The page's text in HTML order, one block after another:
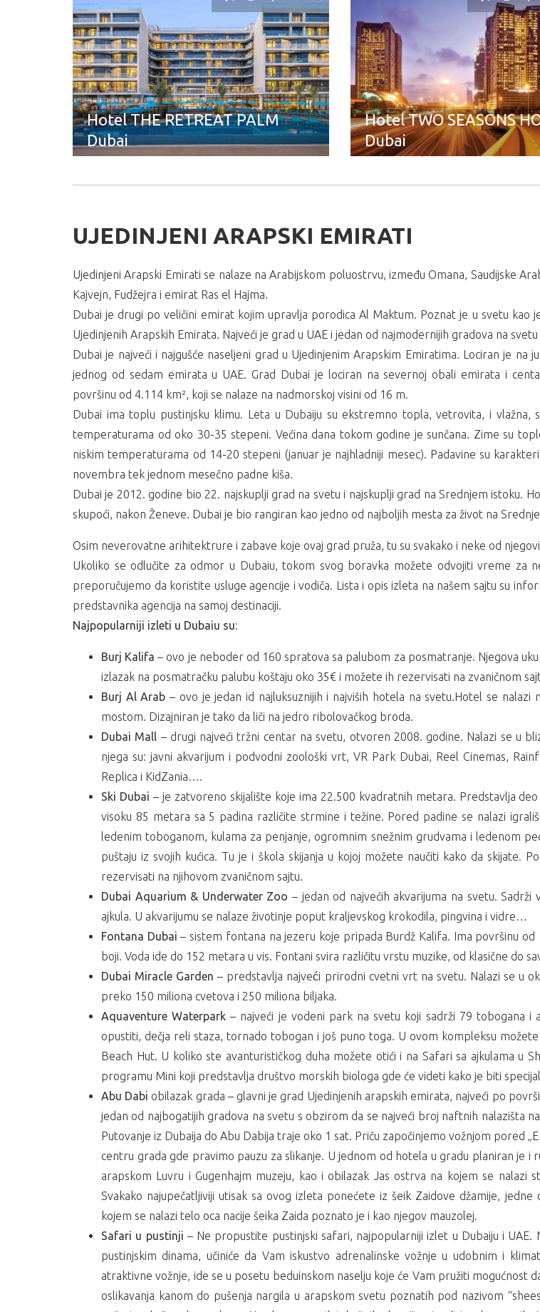
Hotel THE RETREAT PALM
Dubai
Hotel TWO SEASONS
Dubai
UJEDINJENI ARAPSKI EMIRATI
Ujedinjeni Arapski Emirati se nalaze na Arabijskom poluostrvu, između Omana, Saudijske
Kajvejn, Fudžejra i emirat Ras el Hajma.
Dubai je drugi po veličini emirat kojim upravlja porodica Al Maktum. Poznat je u svetu kao
Ujedinjenih Arapskih Emirata. Najveći je grad u UAE i jedan od najmodernijih gradova na svetu
Dubai je najveći i najgušće naseljeni grad u Ujedinjenim Arapskim Emiratima. Lociran je
jednog od sedam emirata u UAE. Grad Dubai je lociran na severnoj obali emirata i
površinu od 4.114 km², koji se nalaze na nadmorskoj visini od 16 m.
Dubai ima toplu pustinjsku klimu. Leta u Dubaiju su ekstremno topla, vetrovita, i
temperaturama od oko 30-35 stepeni. Većina dana tokom godine je sunčana. Zime su
niskim temperaturama od 14-20 stepeni (januar je najhladniji mesec). Padavine su
novembra tek jednom mesečno padne kiša.
Dubai je 2012. godine bio 22. najskuplji grad na svetu i najskuplji grad na Srednjem istoku.
skupoći, nakon Ženeve. Dubai je bio rangiran kao jedno od najboljih mesta za život na
Osim neverovatne arihitektrure i zabave koje ovaj grad pruža, tu su svakako i neke od
Ukoliko se odlučite za odmor u Dubaiu, tokom svog boravka možete odvojiti vreme za
preporučujemo da koristite usluge agencije i vodiča. Lista i opis izleta na našem sajtu su
predstavnika agencija na samoj destinaciji.
Najpopularniji izleti u Dubaiu su:
Burj Kalifa – ovo je neboder od 160 spratova sa palubom za posmatranje. Njegova
izlazak na posmatračku palubu koštaju oko 35€ i možete ih rezervisati na zvaničnom
Burj Al Arab – ovo je jedan id najluksuznijih i najviših hotela na svetu.Hotel se
mostom. Dizajniran je tako da liči na jedro ribolovačkog broda.
Dubai Mall – drugi najveći tržni centar na svetu, otvoren 2008. godine. Nalazi se u
njega su: javni akvarijum i podvodni zoološki vrt, VR Park Dubai, Reel Cinemas,
Replica i KidZania….
Ski Dubai – je zatvoreno skijalište koje ima 22.500 kvadratnih metara. Predstavlja
visoku 85 metara sa 5 padina različite strmine i težine. Pored padine se nalazi
ledenim toboganom, kulama za penjanje, ogromnim snežnim grudvama i ledenom
puštaju iz svojih kućica. Tu je i škola skijanja u kojoj možete naučiti kako da
rezervisati na njihovom zvaničnom sajtu.
Dubai Aquarium & Underwater Zoo – jedan od najvećih akvarijuma na svetu.
ajkula. U akvarijumu se nalaze životinje poput kraljevskog krokodila, pingvina i vidre…
Fontana Dubai – sistem fontana na jezeru koje pripada Burdž Kalifa. Ima površinu
boji. Voda ide do 152 metara u vis. Fontani svira različitu vrstu muzike, od klasične do
Dubai Miracle Garden – predstavlja najveći prirodni cvetni vrt na svetu. Nalazi se u
preko 150 miliona cvetova i 250 miliona biljaka.
Aquaventure Waterpark – najveći je vodeni park na svetu koji sadrži 79 tobogana
opustiti, dečja reli staza, tornado tobogan i još puno toga. U ovom kompleksu
Beach Hut. U koliko ste avanturističkog duha možete otići i na Safari sa ajkulama u
programu Mini koji predstavlja društvo morskih biologa gde će videti kako je biti
Abu Dabi obilazak grada – glavni je grad Ujedinjenih arapskih emirata, najveći po
jedan od najbogatijih gradova na svetu s obzirom da se najveći broj naftnih nalazišta
Putovanje iz Dubaija do Abu Dabija traje oko 1 sat. Priču započinjemo vožnjom pored
centru grada gde pravimo pauzu za slikanje. U jednom od hotela u gradu planiran je i
arapskom Luvru i Gugenhajm muzeju, kao i obilazak Jas ostrva na kojem se nalazi
Svakako najupečatljiviji utisak sa ovog izleta ponećete iz šeik Zaidove džamije,
kojem se nalazi telo oca nacije šeika Zaida poznato je i kao njegov mauzolej.
Safari u pustinji – Ne propustite pustinjski safari, najpopularniji izlet u Dubaiju i
pustinjskim dinama, učiniće da Vam iskustvo adrenalinske vožnje u udobnim i
atraktivne vožnje, ide se u posetu beduinskom naselju koje će Vam pružiti mogućnost
oslikavanja kanom do pušenja nargila u arapskom svetu poznatih pod nazivom